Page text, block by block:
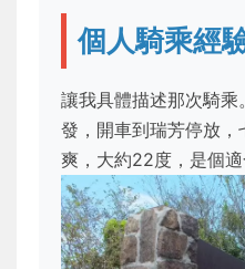
個人騎乘經
讓我具體描述那次騎乘
發，開車到瑞芳停放
爽，大約22度，是個適